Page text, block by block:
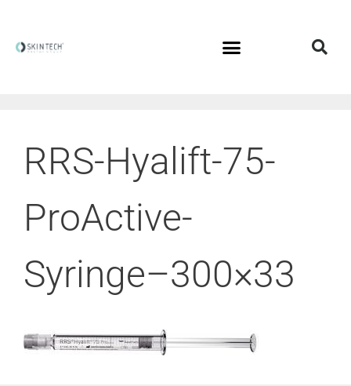
RRS-Hyalift-75-
ProActive-
Syringe–300×33